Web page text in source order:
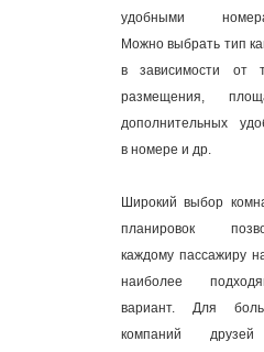
удобными
Можно выбрать тип
в зависимости от
размещения,
дополнительных
в номере и др.
Широкий выбор
планировок
каждому пассажиру
наиболее
вариант. Для
компаний